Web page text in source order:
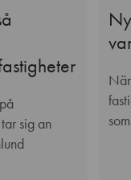
sig an